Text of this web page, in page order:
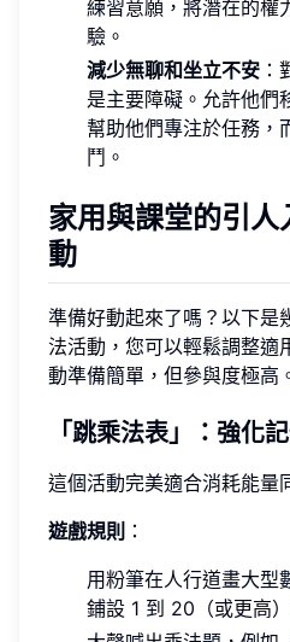
練習意願，將潛在的權
驗。
減少無聊和坐立不安 ：
是主要障礙。允許他們
幫助他們專注於任務，
鬥。
家用與課堂的引
動
準備好動起來了嗎？以下是
法活動，您可以輕鬆調整適
動準備簡單，但參與度極高
「跳乘法表」：強化
這個活動完美適合消耗能量
遊戲規則 ：
用粉筆在人行道畫大型
鋪設 1 到 20（或更高